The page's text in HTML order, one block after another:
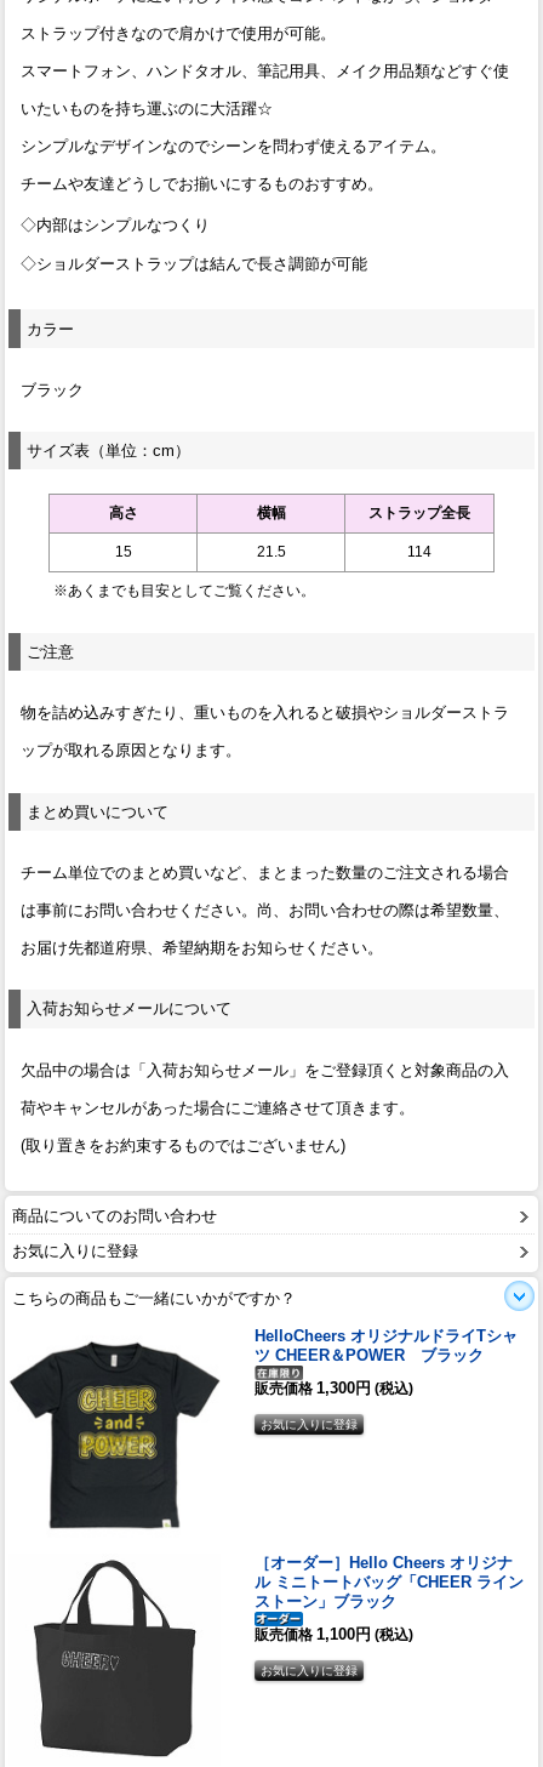
ストラップ付きなので肩かけで使用が可能。
スマートフォン、ハンドタオル、筆記用具、メイク用品類などすぐ使
いたいものを持ち運ぶのに大活躍☆
シンプルなデザインなのでシーンを問わず使えるアイテム。
チームや友達どうしでお揃いにするものおすすめ。
◇内部はシンプルなつくり
◇ショルダーストラップは結んで長さ調節が可能
カラー
ブラック
サイズ表（単位：cm）
高さ 横幅 ストラップ全長
15 21.5 114
※あくまでも目安としてご覧ください。
ご注意
物を詰め込みすぎたり、重いものを入れると破損やショルダーストラ
ップが取れる原因となります。
まとめ買いについて
チーム単位でのまとめ買いなど、まとまった数量のご注文される場合
は事前にお問い合わせください。尚、お問い合わせの際は希望数量、
お届け先都道府県、希望納期をお知らせください。
入荷お知らせメールについて
欠品中の場合は「入荷お知らせメール」をご登録頂くと対象商品の入
荷やキャンセルがあった場合にご連絡させて頂きます。
(取り置きをお約束するものではございません)
商品についてのお問い合わせ
お気に入りに登録
こちらの商品もご一緒にいかがですか？
HelloCheers オリジナルドライTシャ
ツ CHEER＆POWER ブラック
販売価格 1,300円 (税込)
［オーダー］Hello Cheers オリジナ
ル ミニトートバッグ「CHEER ライン
ストーン」ブラック
販売価格 1,100円 (税込)